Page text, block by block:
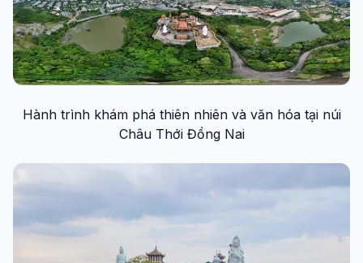
Hành trình khám phá thiên nhiên và văn hóa tại núi
Châu Thới Đồng Nai